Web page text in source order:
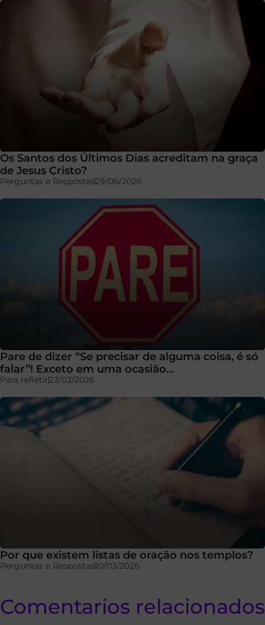
Os Santos dos Últimos Dias acreditam na graça
de Jesus Cristo?
Perguntas e Respostas29/06/2026
Pare de dizer “Se precisar de alguma coisa, é só
falar”! Exceto em uma ocasião…
Para refletir23/03/2026
Por que existem listas de oração nos templos?
Perguntas e Respostas10/03/2026
Comentarios relacionados